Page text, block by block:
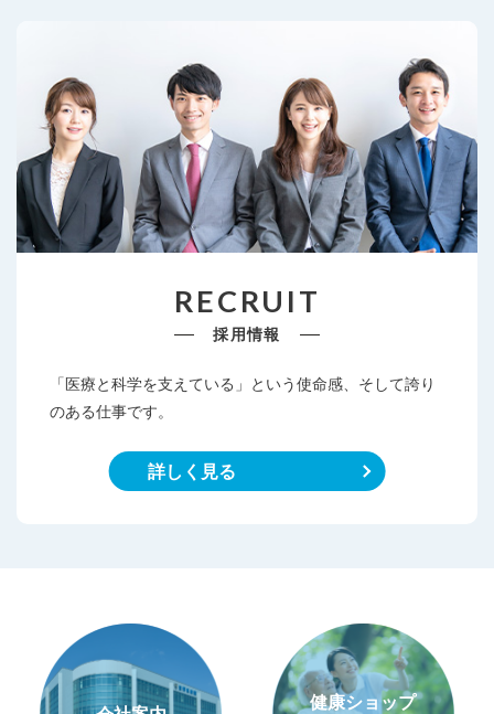
RECRUIT
採用情報
「医療と科学を支えている」という使命感、そして誇り
のある仕事です。
詳しく見る
健康ショップ